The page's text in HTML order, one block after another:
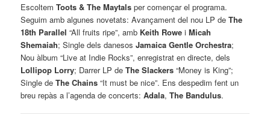
EscoltemToots & The Maytals per començar el programa.
Seguim amb algunes novetats: Avançament del nou LP deThe
18th Parallel “All fruits ripe”, amb Keith Rowe iMicah
Shemaiah; Single dels danesosJamaica Gentle Orchestra;
Nou àlbum “Live at Indie Rocks”, enregistrat en directe, dels
Lollipop Lorry; Darrer LP deThe Slackers “Money is King”;
Single deThe Chains “It must be nice”. Ens despedim fent un
breu repàs a l’agenda de concerts:Adala,The Bandulus.